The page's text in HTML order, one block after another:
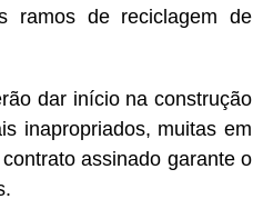
ramos de reciclagem de
dar início na construção
inapropriados, muitas em
assinado garante o